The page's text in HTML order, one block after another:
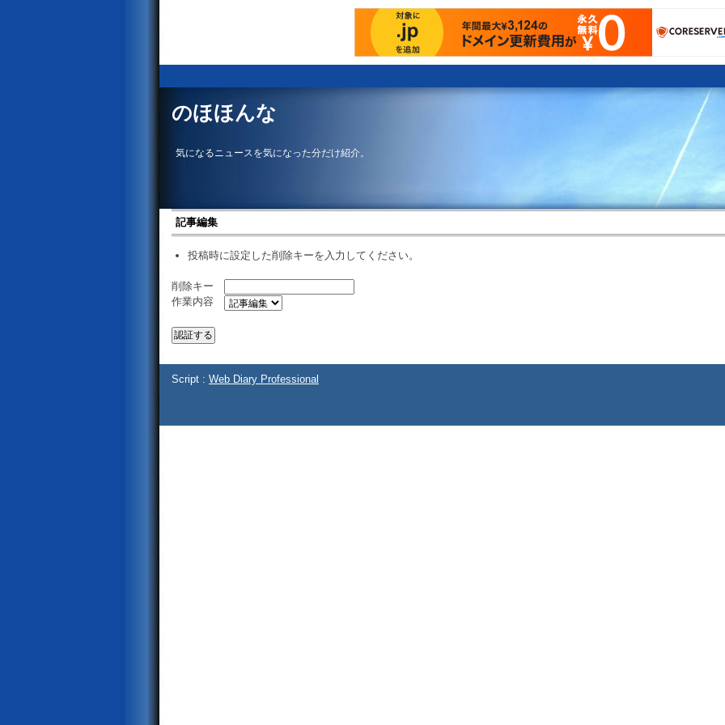
のほほんな
気になるニュースを気になった分だけ紹介。
記事編集
投稿時に設定した削除キーを入力してください。
削除キー
作業内容
Script : Web Diary Professional